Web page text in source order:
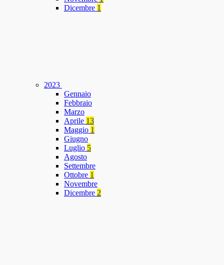
Dicembre 1
2023
Gennaio
Febbraio
Marzo
Aprile 13
Maggio 1
Giugno
Luglio 5
Agosto
Settembre
Ottobre 1
Novembre
Dicembre 2